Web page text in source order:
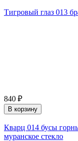
Тигровый глаз 013
840 ₽
В корзину
Кварц 014 бусы
муранское стекло